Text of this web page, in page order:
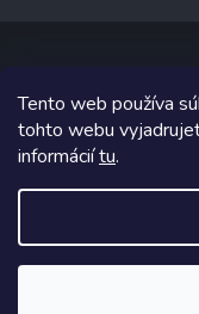
Tento web používa
tohto webu
informáciítu.
Copyright 2026
Grafický návrh vytvoril